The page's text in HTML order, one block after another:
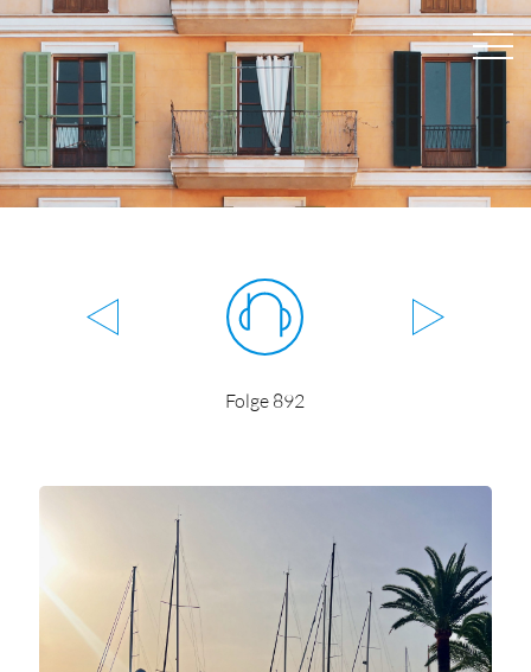
Folge 892